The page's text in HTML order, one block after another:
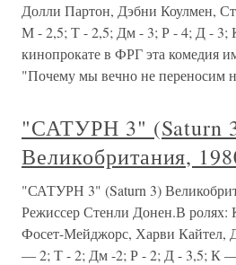
Долли Партон, Дэбни Коулмен,
М - 2,5; Т - 2,5; Дм - 3; Р - 4; Д -
кинопрокате в ФРГ эта комедия
"Почему мы вечно не переносим
"САТУРН 3" (Saturn
Великобритания,
"САТУРН 3" (Saturn 3)
Режиссер Стенли Донен.В ролях:
Фосет-Мейджорс, Харви Кайтел,
— 2; Т - 2; Дм -2; Р - 2; Д - 3,5; К